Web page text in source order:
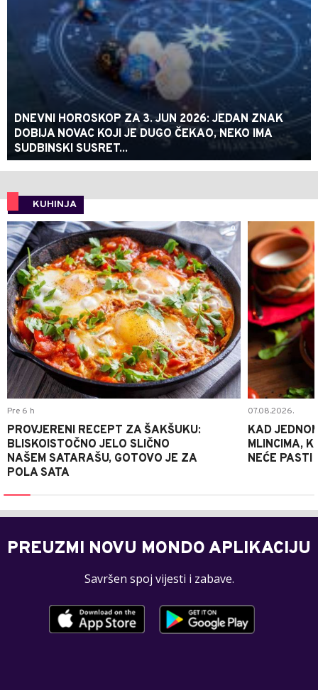
DNEVNI HOROSKOP ZA 3. JUN 2026: JEDAN ZNAK
DOBIJA NOVAC KOJI JE DUGO ČEKAO, NEKO IMA
SUDBINSKI SUSRET...
KUHINJA
0
Pre 6 h
PROVJERENI RECEPT ZA ŠAKŠUKU:
BLISKOISTOČNO JELO SLIČNO
NAŠEM SATARAŠU, GOTOVO JE ZA
POLA SATA
07.08.2026.
KAD
MLINCIMA,
NEĆE PASTI
PREUZMI NOVU MONDO APLIKACIJU
Savršen spoj vijesti i zabave.